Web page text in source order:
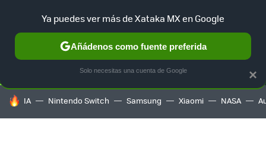
SELECCIÓN GAMING HOME AUTO TERRITORIO
HOY SE HABLA DE
IA Nintendo Switch Samsung Xiaomi NASA
×
Ya puedes ver más de Xataka MX en Google
Añádenos como fuente preferida
Solo necesitas una cuenta de Google